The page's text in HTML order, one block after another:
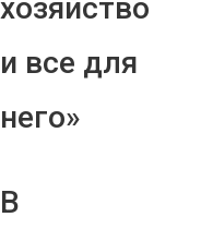
хозяйство
и все для
него»
В